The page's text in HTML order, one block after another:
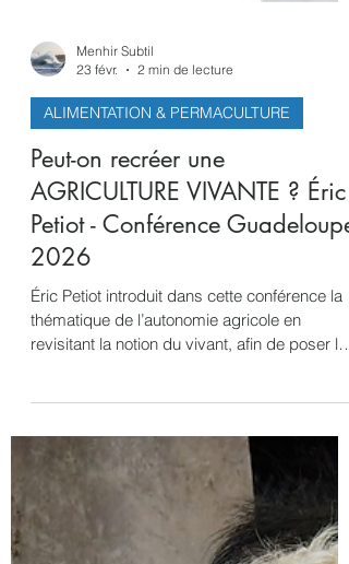
Menhir Subtil
23 févr.
2 min de lecture
ALIMENTATION & PERMACULTURE
Peut-on recréer une
AGRICULTURE VIVANTE ? Éric
Petiot - Conférence Guadeloupe
thématique de l’autonomie agricole en
revisitant la notion du vivant, afin de poser les
bases d’une phytothérapie agricole
respectueuse et autonome, en rupture avec
la vision industrielle du vivant.